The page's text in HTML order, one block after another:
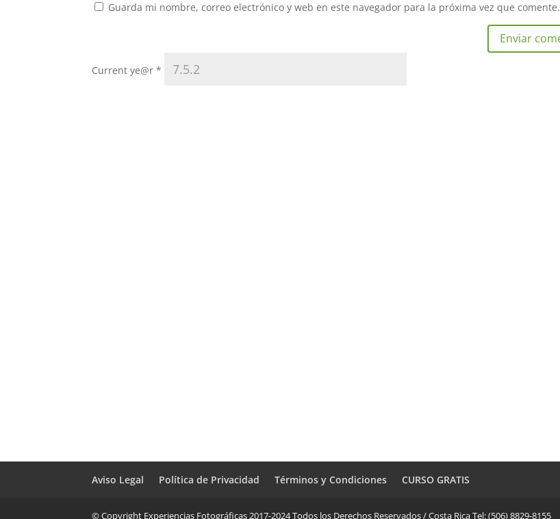
Guarda mi nombre, correo electrónico y web en este navegador para la próxima vez que comente.
Current ye@r*
Aviso Legal Política de Privacidad Términos y Condiciones CURSO GRATIS
© Copyright Experiencias Fotográficas 2017-2024 Todos los Derechos Reservados / Costa Rica Tel: (506) 8829-8155